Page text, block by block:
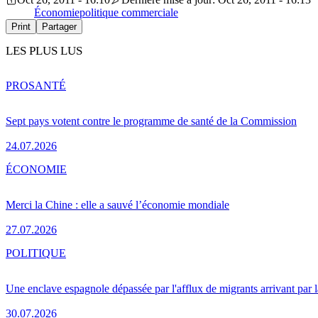
Économiepolitique commerciale
Print Partager
LES PLUS LUS
Sept pays votent contre le programme de santé de la Commission
24.07.2026
PROSANTÉ
Merci la Chine : elle a sauvé l’économie mondiale
27.07.2026
ÉCONOMIE
Une enclave espagnole dépassée par l'afflux de migrants arrivant par
30.07.2026
POLITIQUE